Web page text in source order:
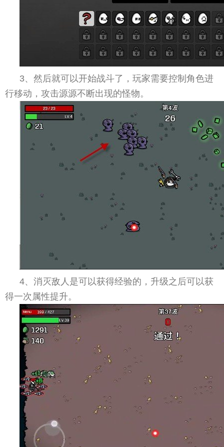
3、然后就可以开始战斗了，玩家需要控制角色进
行移动，攻击源源不断出现的怪物。
4、消灭敌人是可以获得经验的，升级之后可以获
得一次属性提升。